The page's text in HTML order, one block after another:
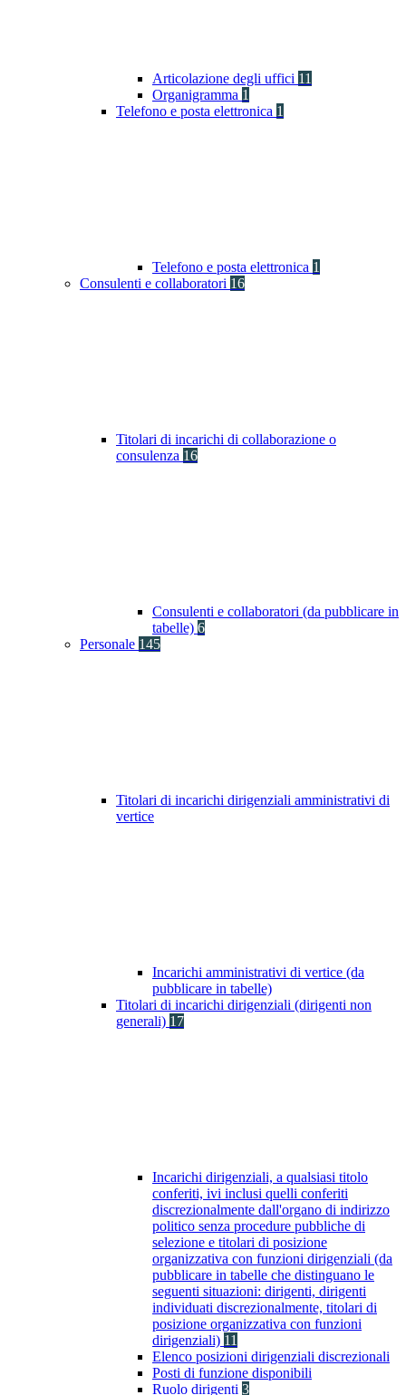
Articolazione degli uffici 11
Organigramma 1
Telefono e posta elettronica 1
Telefono e posta elettronica 1
Consulenti e collaboratori 16
Titolari di incarichi di collaborazione o
consulenza 16
Consulenti e collaboratori (da pubblicare in
tabelle) 6
Personale 145
Titolari di incarichi dirigenziali amministrativi di
vertice
Incarichi amministrativi di vertice (da
pubblicare in tabelle)
Titolari di incarichi dirigenziali (dirigenti non
generali) 17
Incarichi dirigenziali, a qualsiasi titolo
conferiti, ivi inclusi quelli conferiti
discrezionalmente dall'organo di indirizzo
politico senza procedure pubbliche di
selezione e titolari di posizione
organizzativa con funzioni dirigenziali (da
pubblicare in tabelle che distinguano le
seguenti situazioni: dirigenti, dirigenti
individuati discrezionalmente, titolari di
posizione organizzativa con funzioni
dirigenziali) 11
Elenco posizioni dirigenziali discrezionali
Posti di funzione disponibili
Ruolo dirigenti 3